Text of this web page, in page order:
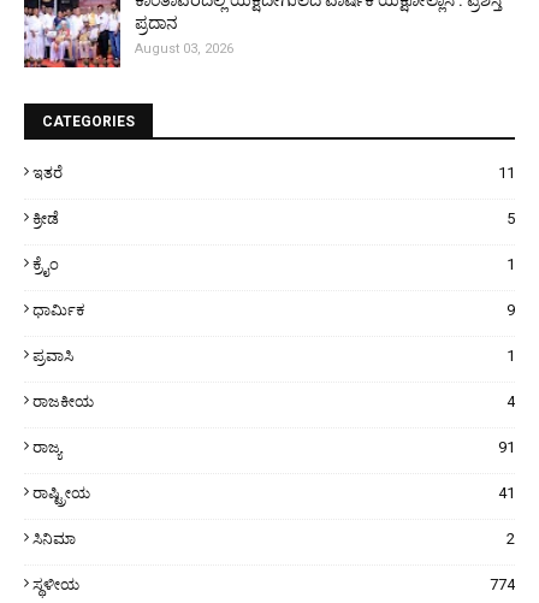
ಪ್ರದಾನ
August 03, 2026
CATEGORIES
ಇತರೆ 11
ಕ್ರೀಡೆ 5
ಕ್ರೈಂ 1
ಧಾರ್ಮಿಕ 9
ಪ್ರವಾಸಿ 1
ರಾಜಕೀಯ 4
ರಾಜ್ಯ 91
ರಾಷ್ಟ್ರೀಯ 41
ಸಿನಿಮಾ 2
ಸ್ಥಳೀಯ 774